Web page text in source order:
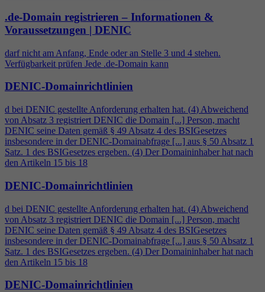
.de-Domain registrieren – Informationen &
Voraussetzungen | DENIC
darf nicht am Anfang, Ende oder an Stelle 3 und 4 stehen.
Verfügbarkeit prüfen Jede .de-Domain kann
DENIC-Domainrichtlinien
d bei DENIC gestellte Anforderung erhalten hat. (4) Abweichend
von Absatz 3 registriert DENIC die Domain [...] Person, macht
DENIC seine Daten gemäß § 49 Absatz 4 des BSIGesetzes
insbesondere in der DENIC-Domainabfrage [...] aus § 50 Absatz 1
Satz. 1 des BSIGesetzes ergeben. (4) Der Domaininhaber hat nach
den Artikeln 15 bis 18
DENIC-Domainrichtlinien
d bei DENIC gestellte Anforderung erhalten hat. (4) Abweichend
von Absatz 3 registriert DENIC die Domain [...] Person, macht
DENIC seine Daten gemäß § 49 Absatz 4 des BSIGesetzes
insbesondere in der DENIC-Domainabfrage [...] aus § 50 Absatz 1
Satz. 1 des BSIGesetzes ergeben. (4) Der Domaininhaber hat nach
den Artikeln 15 bis 18
DENIC-Domainrichtlinien